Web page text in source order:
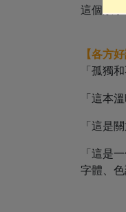
這個故
【各方好
「孤獨
「這本
「這是
「這是
字體、